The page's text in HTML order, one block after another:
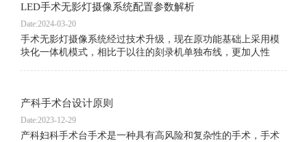
LED手术无影灯摄像系统配置参数解析
Date:2024-03-20
手术无影灯摄像系统经过技术升级，现在原功能基础上采用模
块化一体机模式，相比于以往的刻录机单独布线，更加人性
产科手术台设计原则
Date:2023-12-29
产科妇科手术台手术是一种具有高风险和复杂性的手术，手术